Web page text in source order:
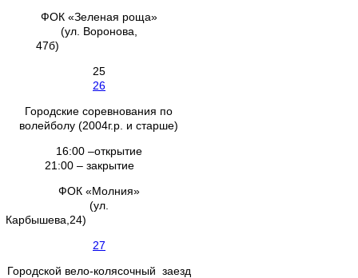
ФОК «Зеленая роща»
(ул. Воронова,
47б)
25
26
Городские соревнования по
волейболу (2004г.р. и старше)
16:00 –открытие
21:00 – закрытие
ФОК «Молния»
(ул.
Карбышева,24)
27
Городской вело-колясочный заезд